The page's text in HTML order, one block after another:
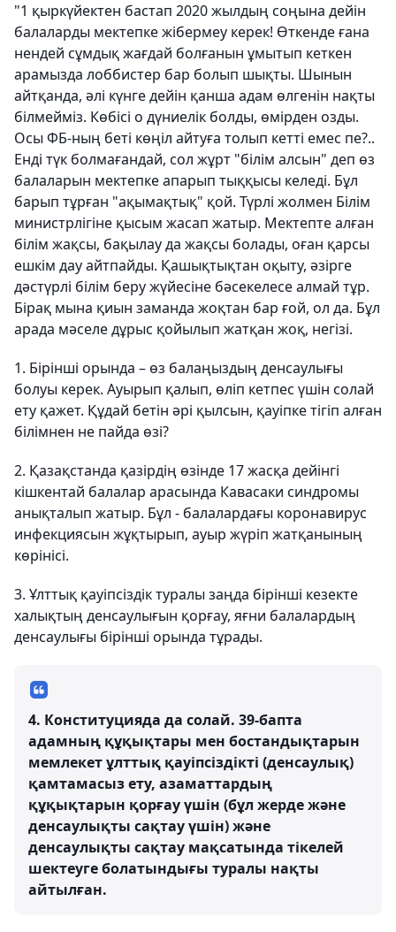
"1 қыркүйектен бастап 2020 жылдың соңына дейін
балаларды мектепке жібермеу керек! Өткенде ғана
нендей сұмдық жағдай болғанын ұмытып кеткен
арамызда лоббистер бар болып шықты. Шынын
айтқанда, әлі күнге дейін қанша адам өлгенін нақты
білмейміз. Көбісі о дүниелік болды, өмірден озды.
Осы ФБ-ның беті көңіл айтуға толып кетті емес пе?..
Енді түк болмағандай, сол жұрт "білім алсын" деп өз
балаларын мектепке апарып тыққысы келеді. Бұл
барып тұрған "ақымақтық" қой. Түрлі жолмен Білім
министрлігіне қысым жасап жатыр. Мектепте алған
білім жақсы, бақылау да жақсы болады, оған қарсы
ешкім дау айтпайды. Қашықтықтан оқыту, әзірге
дәстүрлі білім беру жүйесіне бәсекелесе алмай тұр.
Бірақ мына қиын заманда жоқтан бар ғой, ол да. Бұл
арада мәселе дұрыс қойылып жатқан жоқ, негізі.
1. Бірінші орында – өз балаңыздың денсаулығы
болуы керек. Ауырып қалып, өліп кетпес үшін солай
ету қажет. Құдай бетін әрі қылсын, қауіпке тігіп алған
білімнен не пайда өзі?
2. Қазақстанда қазірдің өзінде 17 жасқа дейінгі
кішкентай балалар арасында Кавасаки синдромы
анықталып жатыр. Бұл - балалардағы коронавирус
инфекциясын жұқтырып, ауыр жүріп жатқанының
көрінісі.
3. Ұлттық қауіпсіздік туралы заңда бірінші кезекте
халықтың денсаулығын қорғау, яғни балалардың
денсаулығы бірінші орында тұрады.
4. Конституцияда да солай. 39-бапта
адамның құқықтары мен бостандықтарын
мемлекет ұлттық қауіпсіздікті (денсаулық)
қамтамасыз ету, азаматтардың
құқықтарын қорғау үшін (бұл жерде және
денсаулықты сақтау үшін) және
денсаулықты сақтау мақсатында тікелей
шектеуге болатындығы туралы нақты
айтылған.